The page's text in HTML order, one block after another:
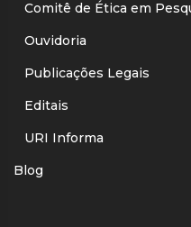
Comitê de Ética em
Ouvidoria
Publicações Legais
Editais
URI Informa
Blog